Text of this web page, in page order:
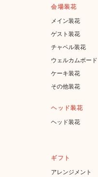
会場装花
メイン装花
ゲスト装花
チャペル装花
ウェルカムボード
ケーキ装花
その他装花
ヘッド装花
ヘッド装花
ギフト
アレンジメント